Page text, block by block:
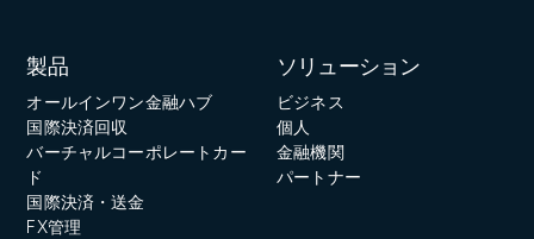
製品
オールインワン金融ハブ
国際決済回収
バーチャルコーポレートカー
ド
国際決済・送金
FX管理
ソリューション
ビジネス
個人
金融機関
パートナー